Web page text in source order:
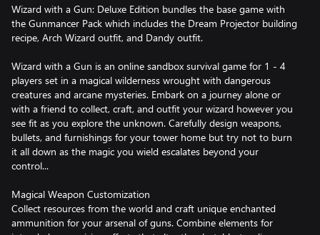
Wizard with a Gun: Deluxe Edition bundles the base game with
the Gunmancer Pack which includes the Dream Projector building
recipe, Arch Wizard outfit, and Dandy outfit.
Wizard with a Gun is an online sandbox survival game for 1 - 4
players set in a magical wilderness wrought with dangerous
creatures and arcane mysteries. Embark on a journey alone or
with a friend to collect, craft, and outfit your wizard however you
see fit as you explore the unknown. Carefully design weapons,
bullets, and furnishings for your tower home but try not to burn
it all down as the magic you wield escalates beyond your
control...
Magical Weapon Customization
Collect resources from the world and craft unique enchanted
ammunition for your arsenal of guns. Combine elements for